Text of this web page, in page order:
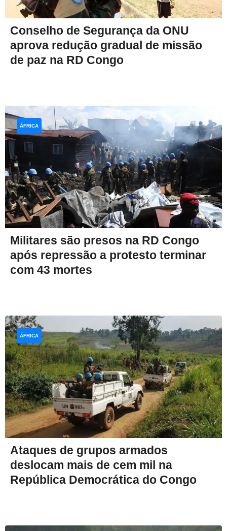
Conselho de Segurança da ONU
aprova redução gradual de missão
de paz na RD Congo
Militares são presos na RD Congo
após repressão a protesto terminar
com 43 mortes
ÁFRICA
Ataques de grupos armados
deslocam mais de cem mil na
República Democrática do Congo
ÁFRICA